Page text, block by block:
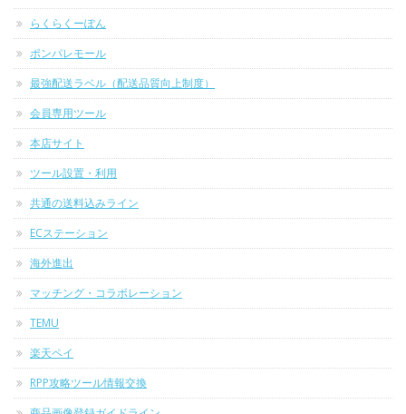
らくらくーぽん
ポンパレモール
最強配送ラベル（配送品質向上制度）
会員専用ツール
本店サイト
ツール設置・利用
共通の送料込みライン
ECステーション
海外進出
マッチング・コラボレーション
TEMU
楽天ペイ
RPP攻略ツール情報交換